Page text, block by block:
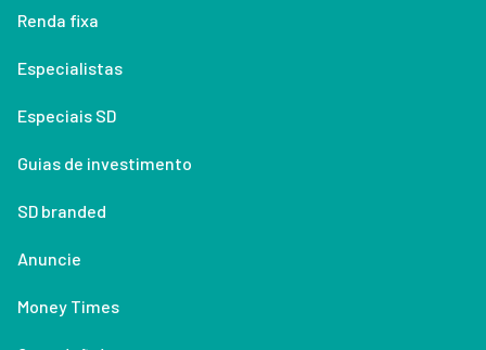
Renda fixa
Especialistas
Especiais SD
Guias de investimento
SD branded
Anuncie
Money Times